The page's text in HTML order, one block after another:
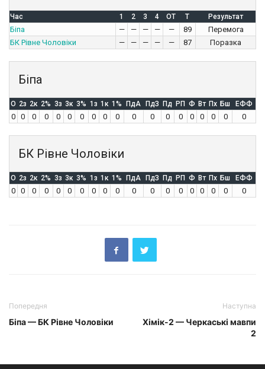
Час 1 2 3 4 OT T Результат
Біпа — — — — — 89
Перемога
БК Рівне Чоловіки
— — — — — 87 Поразка
Біпа
O 2з 2к 2% 3з 3к 3% 1з 1к 1% ПдА ПдЗ Пд РП Ф Вт Пх Бш ЕФФ
0 0 0 0 0 0 0 0 0 0 0 0 0 0 0 0 0 0 0
БК Рівне Чоловіки
O 2з 2к 2% 3з 3к 3% 1з 1к 1% ПдА ПдЗ Пд РП Ф Вт Пх Бш ЕФФ
0 0 0 0 0 0 0 0 0 0 0 0 0 0 0 0 0 0 0
Попередня
Біпа — БК Рівне Чоловіки
Наступна
Хімік-2 — Черкаські мавпи
2